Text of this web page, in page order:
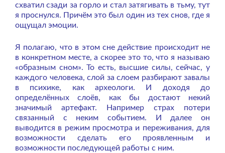
схватил сзади за горло и стал затягивать в тьму, тут
я проснулся. Причём это был один из тех снов, где я
ощущал эмоции.
Я полагаю, что в этом сне действие происходит не
в конкретном месте, а скорее это то, что я называю
«образным сном». То есть, высшие силы, сейчас, у
каждого человека, слой за слоем разбирают завалы
в психике, как археологи. И доходя до
определённых слоёв, как бы достают некий
значимый артефакт. Например страх потери
связанный с неким событием. И далее он
выводится в режим просмотра и переживания, для
возможности сделать его проявленным и
возможности последующей работы с ним.